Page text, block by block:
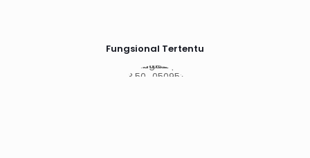
Fungsional Tertentu